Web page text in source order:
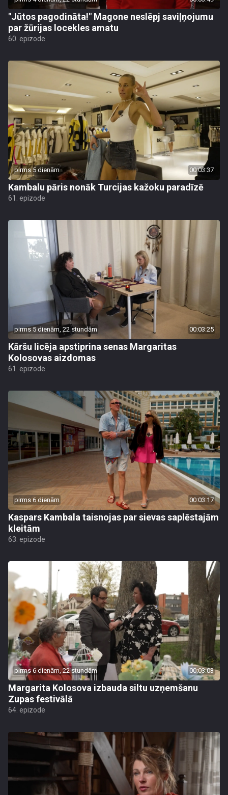
"Jūtos pagodināta!" Magone neslēpj saviļņojumu
par žūrijas locekles amatu
60. epizode
pirms 5 dienām 00:03:37
Kambalu pāris nonāk Turcijas kažoku paradīzē
61. epizode
pirms 5 dienām, 22 stundām 00:03:25
Kāršu licēja apstiprina senas Margaritas
Kolosovas aizdomas
61. epizode
pirms 6 dienām 00:03:17
Kaspars Kambala taisnojas par sievas saplēstajām
kleitām
63. epizode
pirms 6 dienām, 22 stundām 00:03:03
Margarita Kolosova izbauda siltu uzņemšanu
Zupas festivālā
64. epizode